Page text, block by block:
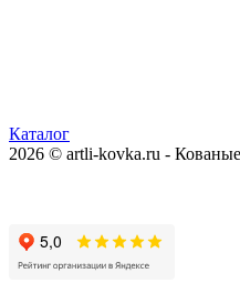
Каталог
2026 © artli-kovka.ru -